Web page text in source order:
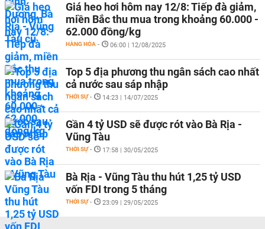
Giá heo hơi hôm nay 12/8: Tiếp đà giảm,
miền Bắc thu mua trong khoảng 60.000 -
62.000 đồng/kg
HÀNG HÓA - 06:00 | 12/08/2025
Top 5 địa phương thu ngân sách cao nhất
cả nước sau sáp nhập
THỜI SỰ - 14:23 | 14/07/2025
Gần 4 tỷ USD sẽ được rót vào Bà Rịa -
Vũng Tàu
THỜI SỰ - 17:58 | 30/05/2025
Bà Rịa - Vũng Tàu thu hút 1,25 tỷ USD
vốn FDI trong 5 tháng
THỜI SỰ - 23:09 | 29/05/2025